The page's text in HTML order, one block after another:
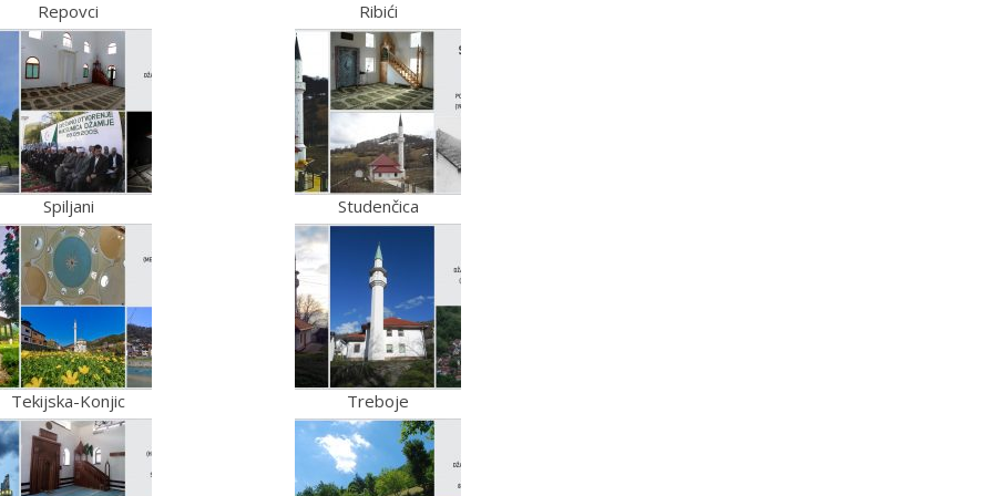
Repovci Ribići
Spiljani Studenčica
Tekijska-Konjic Treboje